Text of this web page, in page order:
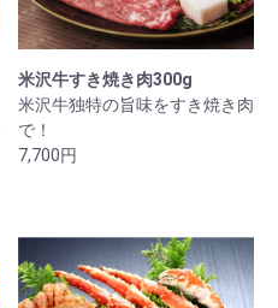
米沢牛すき焼き肉300g
米沢牛独特の旨味をすき焼き肉
で！
7,700円